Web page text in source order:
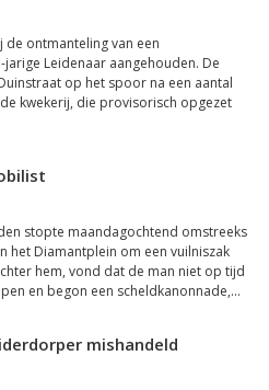
ontmanteling van een
Leidenaar aangehouden. De
op het spoor na een aantal
kwekerij, die provisorisch opgezet
stopte maandagochtend omstreeks
het Diamantplein om een vuilniszak
hem, vond dat de man niet op tijd
en begon een scheldkanonnade,...
mishandeld